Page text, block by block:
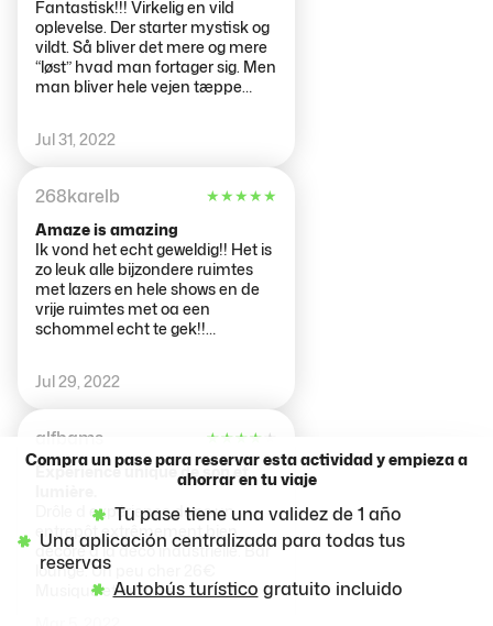
Fantastisk!!! Virkelig en vild
oplevelse. Der starter mystisk og
vildt. Så bliver det mere og mere
“løst” hvad man fortager sig. Men
man bliver hele vejen tæppe
Jul 31, 2022
268karelb ★★★★★
Amaze is amazing
Ik vond het echt geweldig!! Het is
zo leuk alle bijzondere ruimtes
met lazers en hele shows en de
vrije ruimtes met oa een
schommel echt te gek!!
en dat alles rolstoel toegankelijk
is. Mijn complimenten voor de
crew! Ik kan Amaze alleen maar
Jul 29, 2022
alfbams ★★★★ ★
Expérience unique de son et
Drôle d expérience dans un
entrepôt extrêmement bien
décoré à la déco industrielle. Bar
lounge. Un peu cher 26€
Musique et lumière
Compra un pase para reservar esta actividad y empieza a
ahorrar en tu viaje
Tu pase tiene una validez de 1 año
Una aplicación centralizada para todas tus
reservas
Autobús turístico gratuito incluido